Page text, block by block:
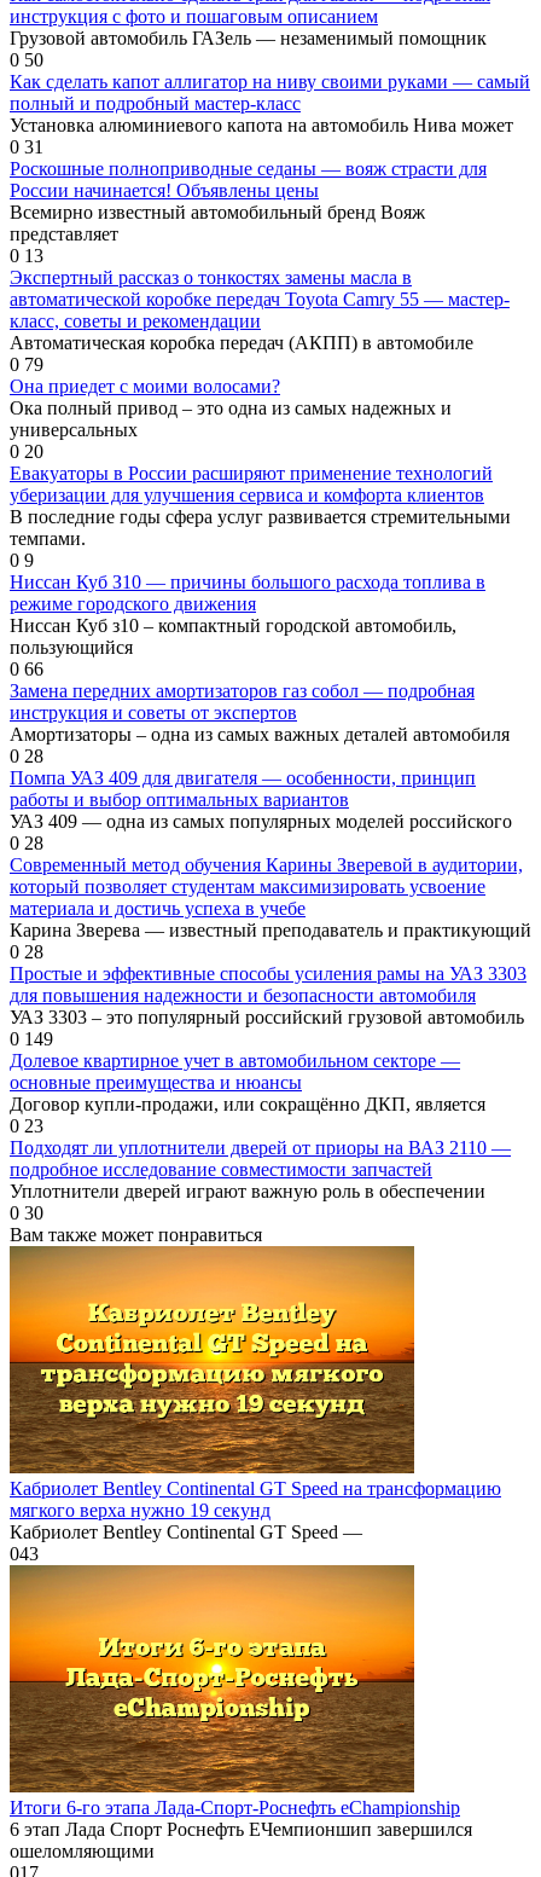
инструкция с фото и пошаговым описанием
Грузовой автомобиль ГАЗель — незаменимый помощник
0 50
Как сделать капот аллигатор на ниву своими руками — самый
полный и подробный мастер-класс
Установка алюминиевого капота на автомобиль Нива может
0 31
Роскошные полноприводные седаны — вояж страсти для
России начинается! Объявлены цены
Всемирно известный автомобильный бренд Вояж
представляет
0 13
Экспертный рассказ о тонкостях замены масла в
автоматической коробке передач Toyota Camry 55 — мастер-
класс, советы и рекомендации
Автоматическая коробка передач (АКПП) в автомобиле
0 79
Она приедет с моими волосами?
Ока полный привод – это одна из самых надежных и
универсальных
0 20
Евакуаторы в России расширяют применение технологий
уберизации для улучшения сервиса и комфорта клиентов
В последние годы сфера услуг развивается стремительными
темпами.
0 9
Ниссан Куб З10 — причины большого расхода топлива в
режиме городского движения
Ниссан Куб з10 – компактный городской автомобиль,
пользующийся
0 66
Замена передних амортизаторов газ собол — подробная
инструкция и советы от экспертов
Амортизаторы – одна из самых важных деталей автомобиля
0 28
Помпа УАЗ 409 для двигателя — особенности, принцип
работы и выбор оптимальных вариантов
УАЗ 409 — одна из самых популярных моделей российского
0 28
Современный метод обучения Карины Зверевой в аудитории,
который позволяет студентам максимизировать усвоение
материала и достичь успеха в учебе
Карина Зверева — известный преподаватель и практикующий
0 28
Простые и эффективные способы усиления рамы на УАЗ 3303
для повышения надежности и безопасности автомобиля
УАЗ 3303 – это популярный российский грузовой автомобиль
0 149
Долевое квартирное учет в автомобильном секторе —
основные преимущества и нюансы
Договор купли-продажи, или сокращённо ДКП, является
0 23
Подходят ли уплотнители дверей от приоры на ВАЗ 2110 —
подробное исследование совместимости запчастей
Уплотнители дверей играют важную роль в обеспечении
0 30
Вам также может понравиться
Кабриолет Bentley Continental GT Speed на трансформацию
мягкого верха нужно 19 секунд
Кабриолет Bentley Continental GT Speed —
043
Итоги 6-го этапа Лада-Спорт-Роснефть eChampionship
6 этап Лада Спорт Роснефть ЕЧемпионшип завершился
ошеломляющими
017